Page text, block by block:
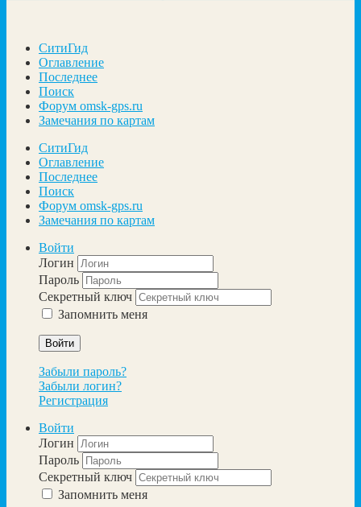
СитиГид
Оглавление
Последнее
Поиск
Форум omsk-gps.ru
Замечания по картам
СитиГид
Оглавление
Последнее
Поиск
Форум omsk-gps.ru
Замечания по картам
Войти
Логин
Пароль
Секретный ключ
Запомнить меня
Войти
Забыли пароль?
Забыли логин?
Регистрация
Войти
Логин
Пароль
Секретный ключ
Запомнить меня